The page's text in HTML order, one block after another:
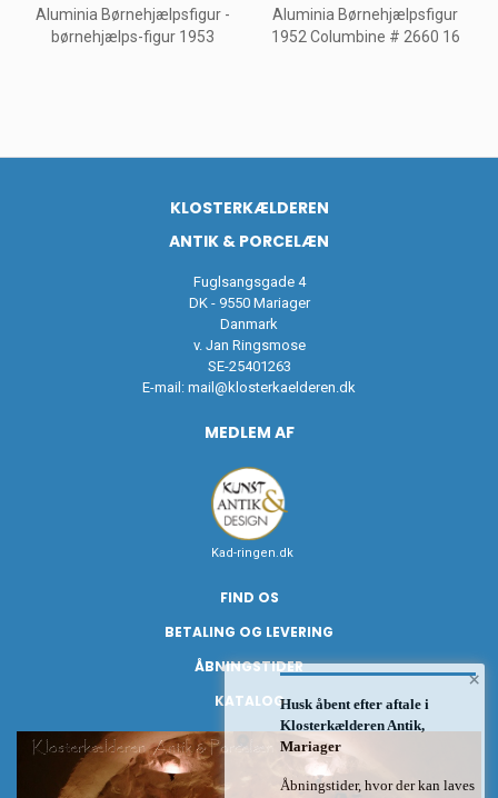
Aluminia Børnehjælpsfigur -
børnehjælps-figur 1953
Aluminia Børnehjælpsfigur
1952 Columbine # 2660 16
KLOSTERKÆLDEREN
ANTIK & PORCELÆN
Fuglsangsgade 4
DK - 9550 Mariager
Danmark
v. Jan Ringsmose
SE-25401263
E-mail: mail@klosterkaelderen.dk
MEDLEM AF
Kad-ringen.dk
FIND OS
BETALING OG LEVERING
ÅBNINGSTIDER
KATALOG
×
Husk åbent efter aftale i
Klosterkælderen Antik,
Mariager
Åbningstider, hvor der kan laves